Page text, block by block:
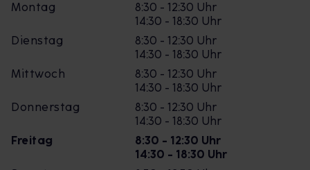
Montag
8:30 - 12:30 Uhr
14:30 - 18:30 Uhr
Dienstag
8:30 - 12:30 Uhr
14:30 - 18:30 Uhr
Mittwoch
8:30 - 12:30 Uhr
14:30 - 18:30 Uhr
Donnerstag
8:30 - 12:30 Uhr
14:30 - 18:30 Uhr
Freitag
8:30 - 12:30 Uhr
14:30 - 18:30 Uhr